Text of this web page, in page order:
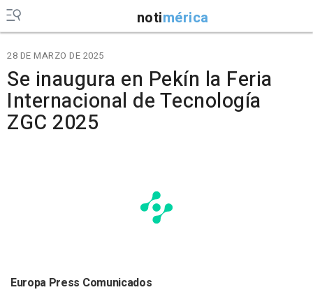
notimérica
28 DE MARZO DE 2025
Se inaugura en Pekín la Feria
Internacional de Tecnología
ZGC 2025
Europa Press Comunicados